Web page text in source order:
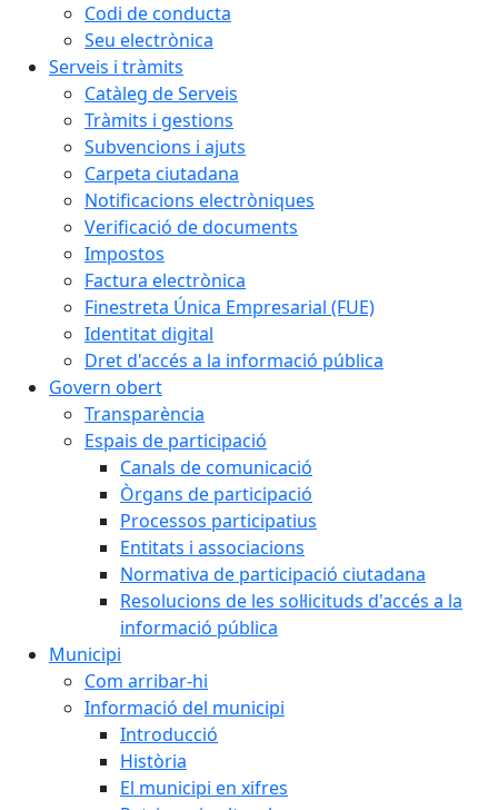
Codi de conducta
Seu electrònica
Serveis i tràmits
Catàleg de Serveis
Tràmits i gestions
Subvencions i ajuts
Carpeta ciutadana
Notificacions electròniques
Verificació de documents
Impostos
Factura electrònica
Finestreta Única Empresarial (FUE)
Identitat digital
Dret d'accés a la informació pública
Govern obert
Transparència
Espais de participació
Canals de comunicació
Òrgans de participació
Processos participatius
Entitats i associacions
Normativa de participació ciutadana
Resolucions de les sol·licituds d'accés a la
informació pública
Municipi
Com arribar-hi
Informació del municipi
Introducció
Història
El municipi en xifres